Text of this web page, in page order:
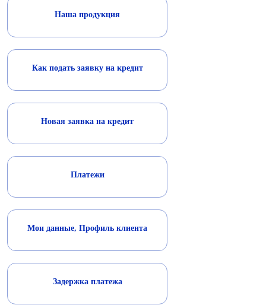
Наша продукция
Как подать заявку на кредит
Новая заявка на кредит
Платежи
Мои данные, Профиль клиента
Задержка платежа